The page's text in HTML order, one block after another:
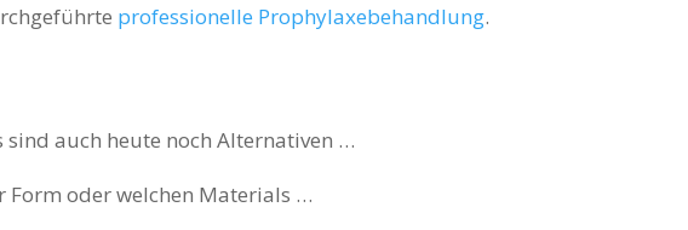
professionelle Prophylaxebehandlung.
auch heute noch Alternativen …
Form oder welchen Materials …